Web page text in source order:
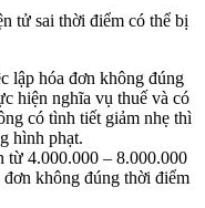
tử sai thời điểm có thể bị
lập hóa đơn không đúng
hiện nghĩa vụ thuế và có
có tình tiết giảm nhẹ thì
hình phạt.
từ 4.000.000 – 8.000.000
không đúng thời điểm